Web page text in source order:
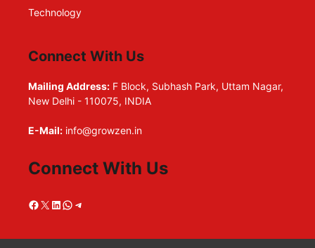
Technology
Connect With Us
Mailing Address: F Block, Subhash Park, Uttam Nagar,
New Delhi - 110075, INDIA
E-Mail: info@growzen.in
Connect With Us
Facebook
X LinkedIn
WhatsApp
Telegram